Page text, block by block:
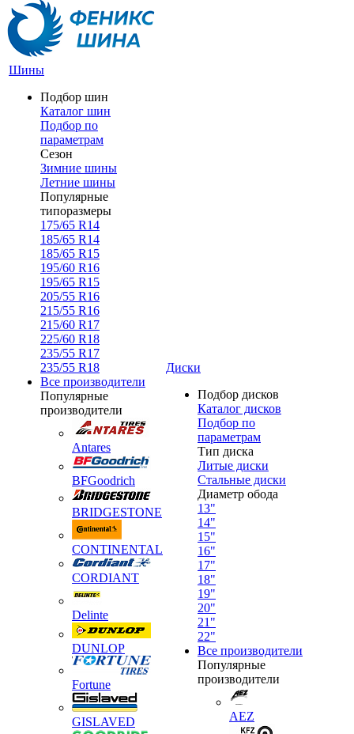
Шины
Подбор шин
Каталог шин
Подбор по
параметрам
Сезон
Зимние шины
Летние шины
Популярные
типоразмеры
175/65 R14
185/65 R14
185/65 R15
195/60 R16
195/65 R15
205/55 R16
215/55 R16
215/60 R17
225/60 R18
235/55 R17
235/55 R18
Все производители
Популярные
производители
Antares
BFGoodrich
BRIDGESTONE
CONTINENTAL
CORDIANT
Delinte
DUNLOP
Fortune
GISLAVED
Диски
Подбор дисков
Каталог дисков
Подбор по
параметрам
Тип диска
Литые диски
Стальные диски
Диаметр обода
13"
14"
15"
16"
17"
18"
19"
20"
21"
22"
Все производители
Популярные
производители
AEZ